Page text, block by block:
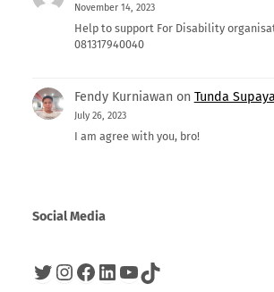
November 14, 2023
Help to support For Disability
081317940040
Fendy Kurniawanon Tunda
July 26, 2023
I am agree with you, bro!
Social Media
Twitter
Instagram
Facebook
LinkedIn
YouTube
TikTok